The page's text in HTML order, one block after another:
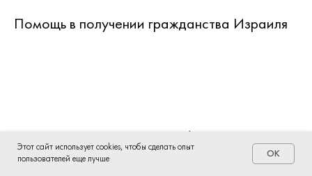
Помощь в получении гражданства Израиля
Этот сайт использует cookies, чтобы сделать опыт
пользователей еще лучше
OK
ИНН 470318825055